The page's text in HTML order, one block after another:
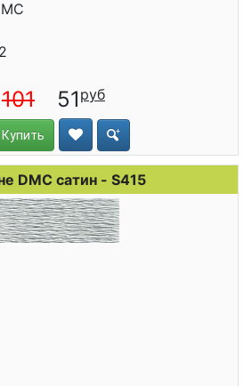
101 51
Купить
DMC сатин - S415